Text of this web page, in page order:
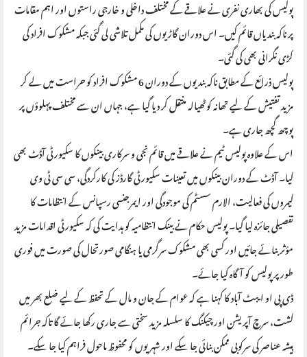
پولیس کی بھاری نفری نے علاقے کے مختلف داخلی و خارجی راستوں اور اہم مقامات
پر ناکہ بندیاں قائم کیں۔ اس دوران گاڑیوں کی مکمل تلاشی لی گئی جبکہ مشکوک افراد کی
کڑی نگرانی بھی کی گئی۔
پولیس ذرائع کے مطابق ناکہ بندیوں کے دوران 6 مشکوک افراد کو حراست میں لے کر
مزید تفتیش کے لیے تھانہ کوٹھیالہ منتقل کر دیا گیا ہے، جہاں ان سے مختلف پہلوؤں پر
پوچھ گچھ جاری ہے۔
اس کے علاوہ پولیس ٹیم نے علاقے میں قائم نجی و سرکاری بینکوں کا سکیورٹی آڈٹ بھی
کیا۔ آڈٹ کے دوران بینکوں میں تعینات سکیورٹی گارڈز کی کارکردگی، سی سی ٹی وی
کیمروں کی فعالیت، الارم سسٹم کی موجودگی اور ایمرجنسی رسپانس کے انتظامات کا
تفصیلی جائزہ لیا گیا۔ پولیس حکام نے بینک انتظامیہ کو ہدایت کی کہ سکیورٹی اقدامات مزید
مؤثر بنائے جائیں اور کسی بھی مشکوک سرگرمی یا ہنگامی صورتحال کی صورت میں فوری
طور پر پولیس کو آگاہ کیا جائے۔
ڈی پی او ایبٹ آباد کا کہنا ہے کہ عوام کے جان و مال کے تحفظ کے لیے ضلع بھر میں
گشت، سرچ آپریشن اور چیکنگ کا سلسلہ مزید سختی سے جاری رکھا جائے گا تاکہ جرائم
پیشہ عناصر کی سرکوبی ممکن بنائی جا سکے اور شہریوں کو محفوظ ماحول فراہم کیا جا سکے۔